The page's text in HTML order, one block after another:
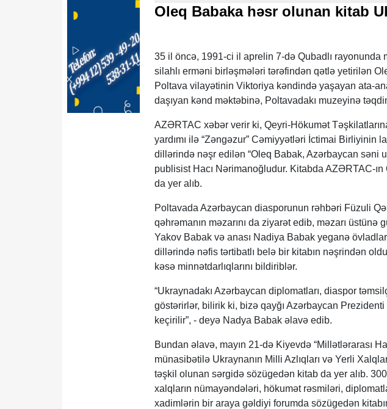
Oleq Babaka həsr olunan kitab
35 il öncə, 1991-ci il aprelin 7-də Qubadlı rayonunda
silahlı erməni birləşmələri tərəfindən qətlə yetirilən
Poltava vilayətinin Viktoriya kəndində yaşayan ata-
daşıyan kənd məktəbinə, Poltavadakı muzeyinə
AZƏRTAC xəbər verir ki, Qeyri-Hökumət
yardımı ilə “Zəngəzur” Cəmiyyətləri İctimai Birliyinin
dillərində nəşr edilən “Oleq Babak, Azərbaycan səni
publisist Hacı Nərimanoğludur. Kitabda AZƏRTAC-ın
da yer alıb.
Poltavada Azərbaycan diasporunun rəhbəri Füzuli
qəhrəmanın məzarını da ziyarət edib, məzarı
Yakov Babak və anası Nadiya Babak yeganə
dillərində nəfis tərtibatlı belə bir kitabın nəşrindən
kəsə minnətdarlıqlarını bildiriblər.
“Ukraynadakı Azərbaycan diplomatları, diaspor
göstərirlər, bilirik ki, bizə qayğı Azərbaycan
keçirilir”, - deyə Nadya Babak əlavə edib.
Bundan əlavə, mayın 21-də Kiyevdə “Millətlərarası
münasibətilə Ukraynanın Milli Azlıqları və Yerli
təşkil olunan sərgidə sözügedən kitab da yer alıb.
xalqların nümayəndələri, hökumət rəsmiləri,
xadimlərin bir araya gəldiyi forumda sözügedən